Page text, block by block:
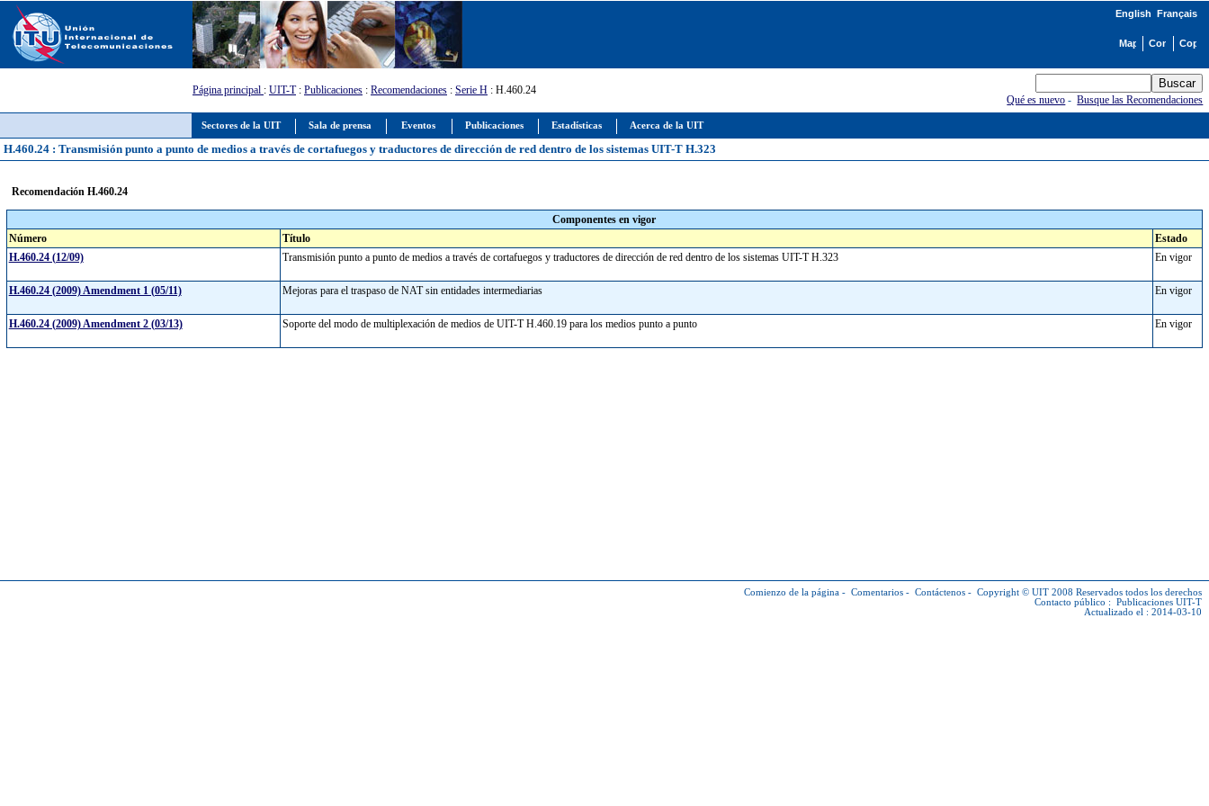
Sectores de la UIT Sala de prensa Eventos Publicaciones Estadísticas Acerca de la UIT
English Français
Página principal : UIT-T: Publicaciones : Recomendaciones : Serie H : H.460.24
Qué es nuevo -Busque las Recomendaciones
H.460.24 : Transmisión punto a punto de medios a través de cortafuegos y traductores de dirección de red dentro de los sistemas UIT-T H.323
Recomendación H.460.24
Componentes en vigor
Número
Título
Estado
H.460.24 (12/09)
Transmisión punto a punto de medios a través de cortafuegos y traductores de dirección de red dentro de los sistemas UIT-T H.323 En vigor
H.460.24 (2009) Amendment 1 (05/11) Mejoras para el traspaso de NAT sin entidades intermediarias En vigor
H.460.24 (2009) Amendment 2 (03/13) Soporte del modo de multiplexación de medios de UIT-T H.460.19 para los medios punto a punto En vigor
Comienzo de la página - Comentarios - Contáctenos - Copyright © UIT 2008 Reservados todos los derechos
Contacto público : Publicaciones UIT-T
Actualizado el : 2014-03-10